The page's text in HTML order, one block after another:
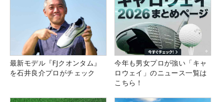
最新モデル『FJクオンタム』
を石井良介プロがチェック
今年も男女プロが強い「キャ
ロウェイ」のニュース一覧は
こちら！